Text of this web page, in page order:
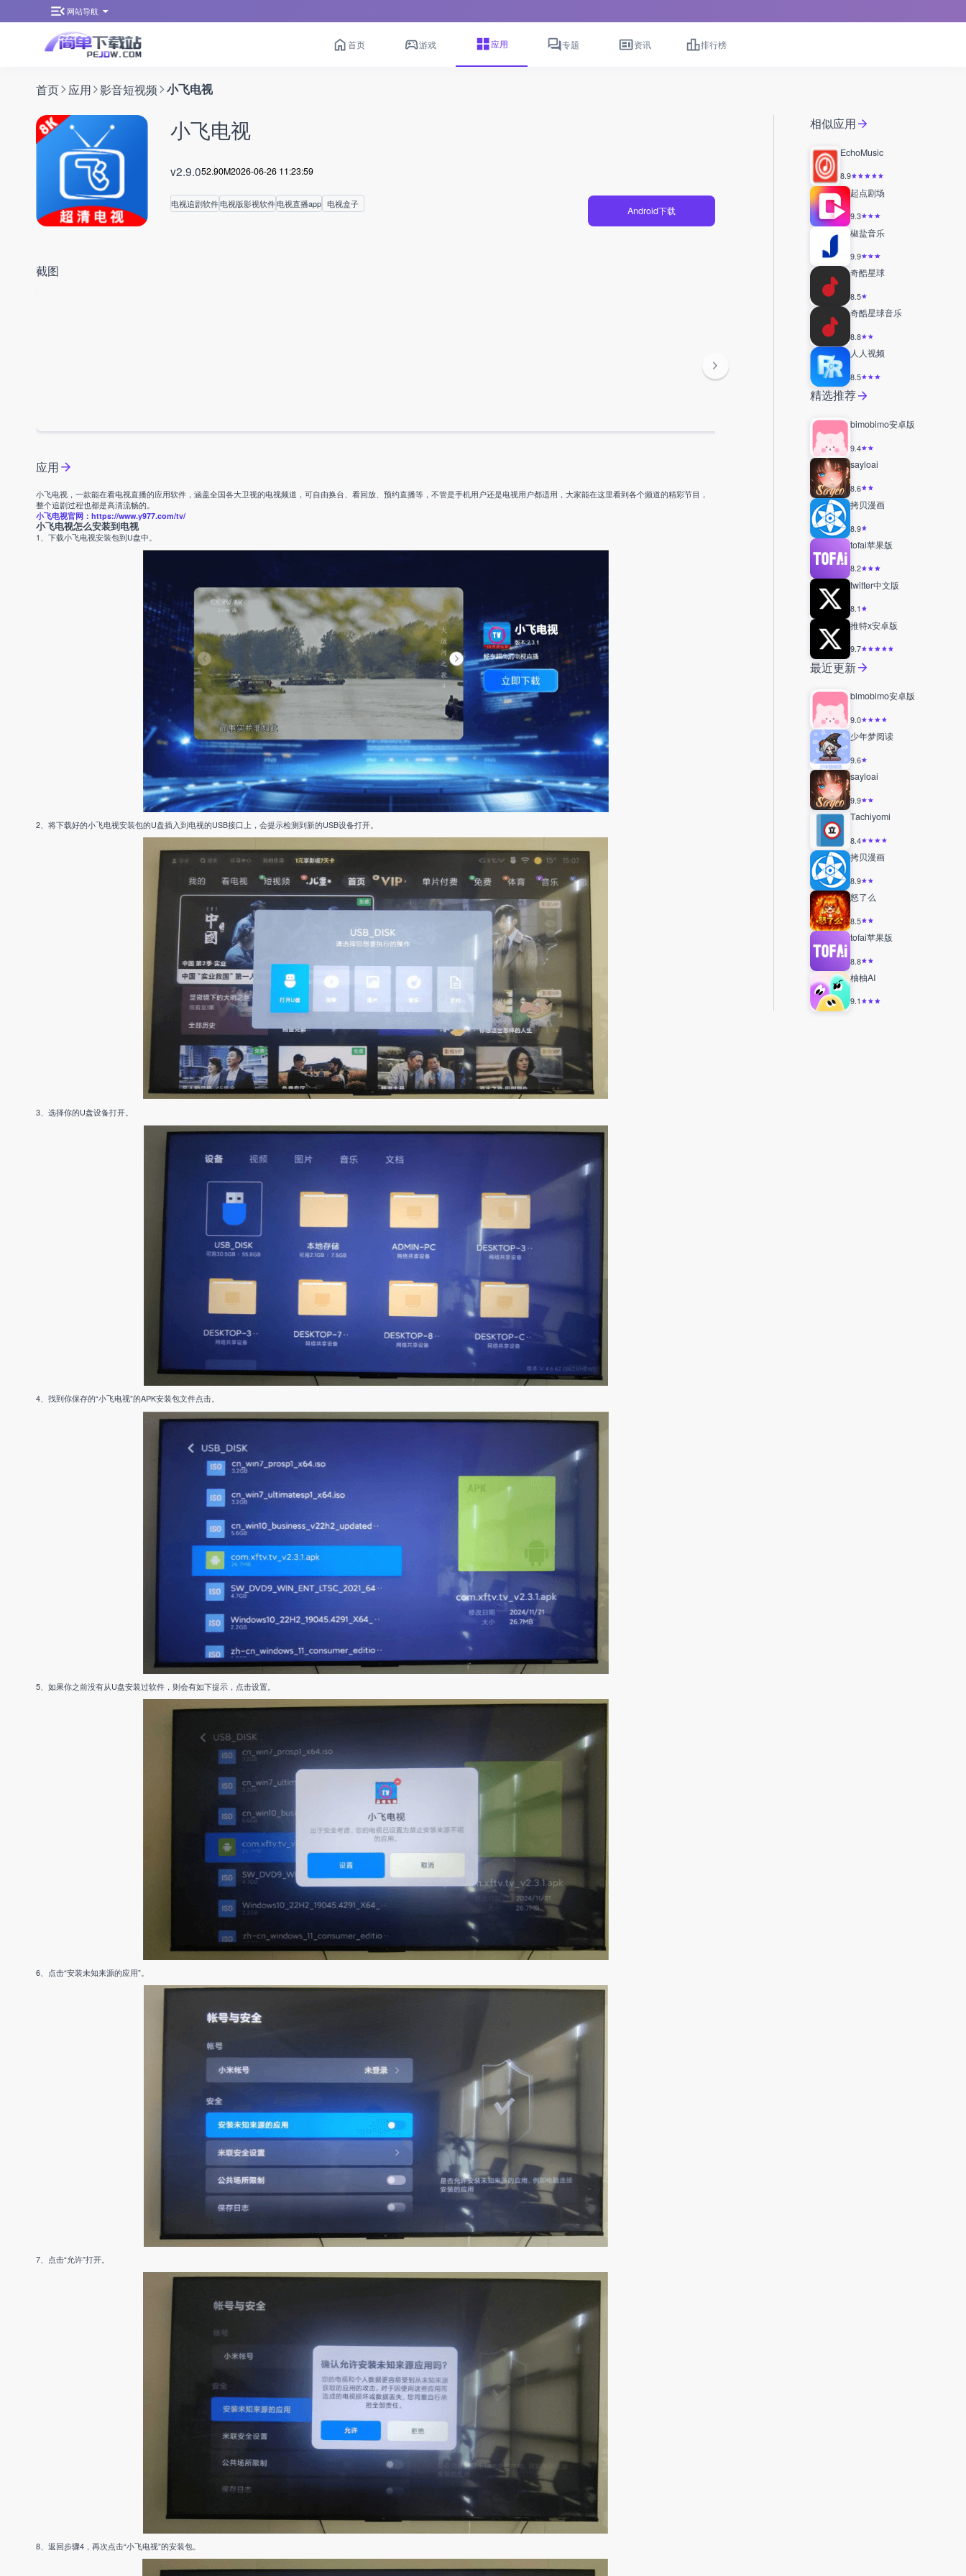
网站导航
首页 游戏 应用 专题 资讯 排行榜
首页 应用 影音短视频 小飞电视
小飞电视
v2.9.052.90M2026-06-26 11:23:59
电视追剧软件电视版影视软件电视直播app 电视盒子
Android下载
截图
应用
小飞电视，一款能在看电视直播的应用软件，涵盖全国各大卫视的电视频道，可自由换台、看回放、预约直播等，不管是手机用户还是电视用户都适用，大家能在这里看到各个频道的精彩节目，
整个追剧过程也都是高清流畅的。
小飞电视官网：https://www.y977.com/tv/
小飞电视怎么安装到电视
1、下载小飞电视安装包到U盘中。
2、将下载好的小飞电视安装包的U盘插入到电视的USB接口上，会提示检测到新的USB设备打开。
3、选择你的U盘设备打开。
4、找到你保存的“小飞电视”的APK安装包文件点击。
5、如果你之前没有从U盘安装过软件，则会有如下提示，点击设置。
6、点击“安装未知来源的应用”。
7、点击“允许”打开。
8、返回步骤4，再次点击“小飞电视”的安装包。
相似应用
EchoMusic
8.9
起点剧场
9.3
椒盐音乐
9.9
奇酷星球
8.5
奇酷星球音乐
8.8
人人视频
8.5
精选推荐
bimobimo安卓版
9.4
sayloai
8.6
拷贝漫画
8.9
tofai苹果版
8.2
twitter中文版
8.1
推特x安卓版
9.7
最近更新
bimobimo安卓版
9.0
少年梦阅读
9.6
sayloai
9.9
Tachiyomi
8.4
拷贝漫画
8.9
怒了么
8.5
tofai苹果版
8.8
柚柚AI
9.1